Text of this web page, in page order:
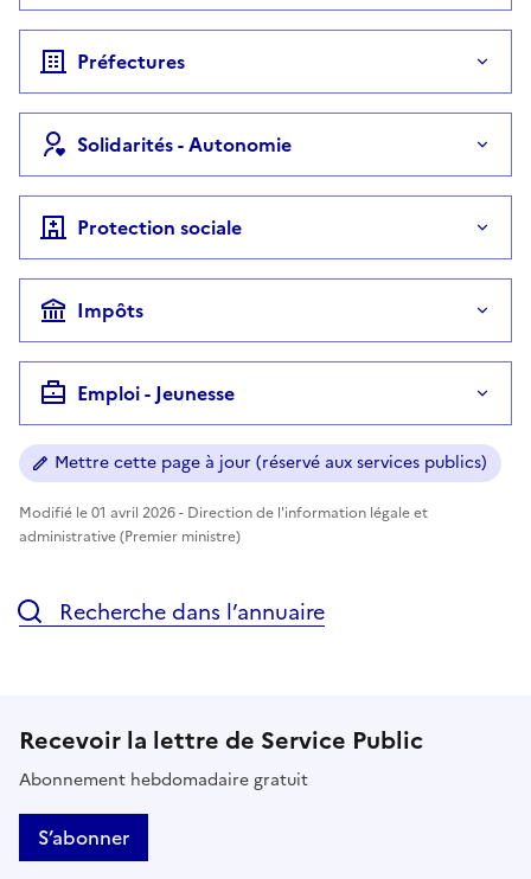
Préfectures
Solidarités - Autonomie
Protection sociale
Impôts
Emploi - Jeunesse
Mettre cette page à jour (réservé aux services publics)
Modifié le 01 avril 2026 - Direction de l'information légale et
administrative (Premier ministre)
Recherche dans l’annuaire
Recevoir la lettre de Service Public
Abonnement hebdomadaire gratuit
S’abonner